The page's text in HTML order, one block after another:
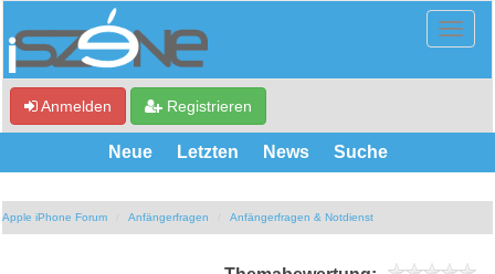
Anmelden Registrieren
Neue Letzten News Suche
Apple iPhone Forum Anfängerfragen Anfängerfragen & Notdienst